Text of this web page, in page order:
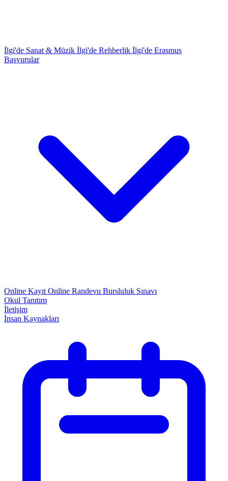
İlgi'de Sanat & Müzik İlgi'de Rehberlik İlgi'de Erasmus
Başvurular
Online Kayıt Online Randevu Bursluluk Sınavı
Okul Tanıtım
İletişim
İnsan Kaynakları